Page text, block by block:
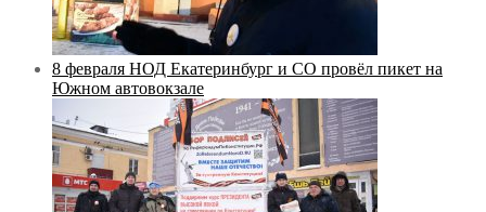
8 февраля НОД Екатеринбург и СО провёл пикет на
Южном автовокзале